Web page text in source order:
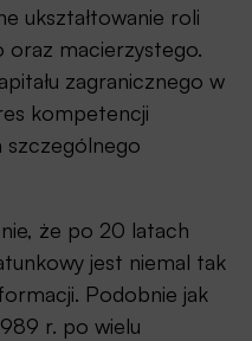
ukształtowanie roli
oraz macierzystego.
zagranicznego w
kompetencji
szczególnego
że po 20 latach
jest niemal tak
Podobnie jak
r. po wielu